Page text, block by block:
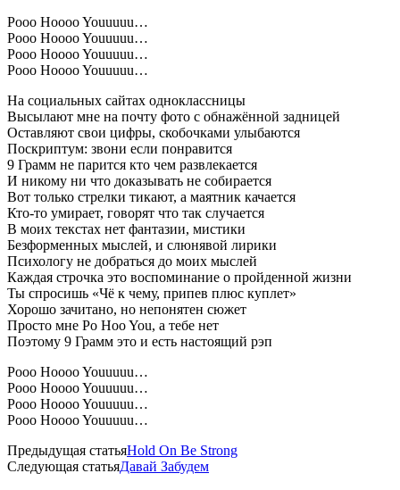
Pooo Hoooo Youuuuu…
Pooo Hoooo Youuuuu…
Pooo Hoooo Youuuuu…
Pooo Hoooo Youuuuu…
На социальных сайтах одноклассницы
Высылают мне на почту фото с обнажённой задницей
Оставляют свои цифры, скобочками улыбаются
Поскриптум: звони если понравится
9 Грамм не парится кто чем развлекается
И никому ни что доказывать не собирается
Вот только стрелки тикают, а маятник качается
Кто-то умирает, говорят что так случается
В моих текстах нет фантазии, мистики
Безформенных мыслей, и слюнявой лирики
Психологу не добраться до моих мыслей
Каждая строчка это воспоминание о пройденной жизни
Ты спросишь «Чё к чему, припев плюс куплет»
Хорошо зачитано, но непонятен сюжет
Просто мне Po Hoo You, а тебе нет
Поэтому 9 Грамм это и есть настоящий рэп
Pooo Hoooo Youuuuu…
Pooo Hoooo Youuuuu…
Pooo Hoooo Youuuuu…
Pooo Hoooo Youuuuu…
Предыдущая статьяHold On Be Strong
Следующая статьяДавай Забудем